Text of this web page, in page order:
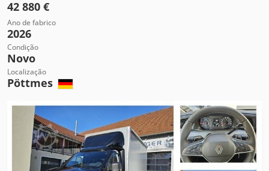
42 880 €
Ano de fabrico
2026
Condição
Novo
Localização
Pöttmes